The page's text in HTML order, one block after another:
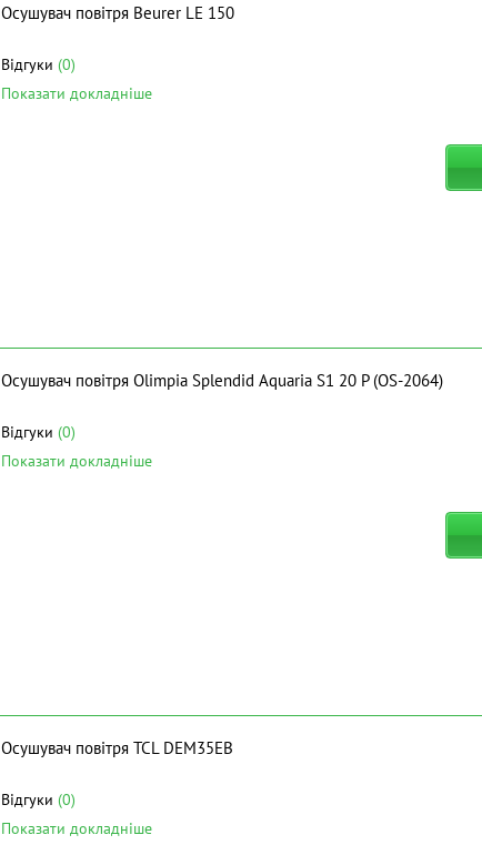
Осушувач повітря Beurer LE 150
Відгуки (0)
Показати докладніше
Осушувач повітря Olimpia Splendid Aquaria S1 20 P (OS-2064)
Відгуки (0)
Показати докладніше
Осушувач повітря TCL DEM35EB
Відгуки (0)
Показати докладніше